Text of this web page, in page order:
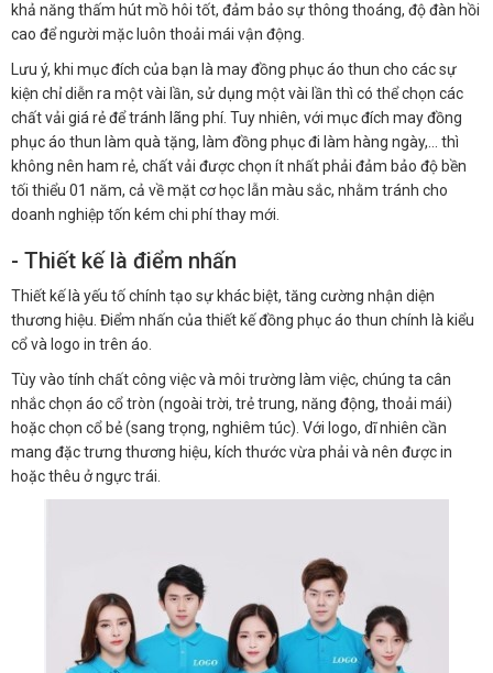
khả năng thấm hút mồ hôi tốt, đảm bảo sự thông thoáng, độ đàn hồi
cao để người mặc luôn thoải mái vận động.
Lưu ý, khi mục đích của bạn là may đồng phục áo thun cho các sự
kiện chỉ diễn ra một vài lần, sử dụng một vài lần thì có thể chọn các
chất vải giá rẻ để tránh lãng phí. Tuy nhiên, với mục đích may đồng
phục áo thun làm quà tặng, làm đồng phục đi làm hàng ngày,… thì
không nên ham rẻ, chất vải được chọn ít nhất phải đảm bảo độ bền
tối thiểu 01 năm, cả về mặt cơ học lẫn màu sắc, nhằm tránh cho
doanh nghiệp tốn kém chi phí thay mới.
- Thiết kế là điểm nhấn
Thiết kế là yếu tố chính tạo sự khác biệt, tăng cường nhận diện
thương hiệu. Điểm nhấn của thiết kế đồng phục áo thun chính là kiểu
cổ và logo in trên áo.
Tùy vào tính chất công việc và môi trường làm việc, chúng ta cân
nhắc chọn áo cổ tròn (ngoài trời, trẻ trung, năng động, thoải mái)
hoặc chọn cổ bẻ (sang trọng, nghiêm túc). Với logo, dĩ nhiên cần
mang đặc trưng thương hiệu, kích thước vừa phải và nên được in
hoặc thêu ở ngực trái.